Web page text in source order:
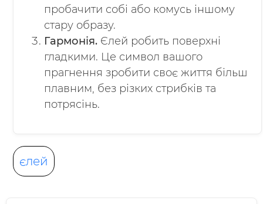
пробачити собі або комусь іншому
стару образу.
Гармонія. Єлей робить поверхні
гладкими. Це символ вашого
прагнення зробити своє життя більш
плавним, без різких стрибків та
потрясінь.
єлей